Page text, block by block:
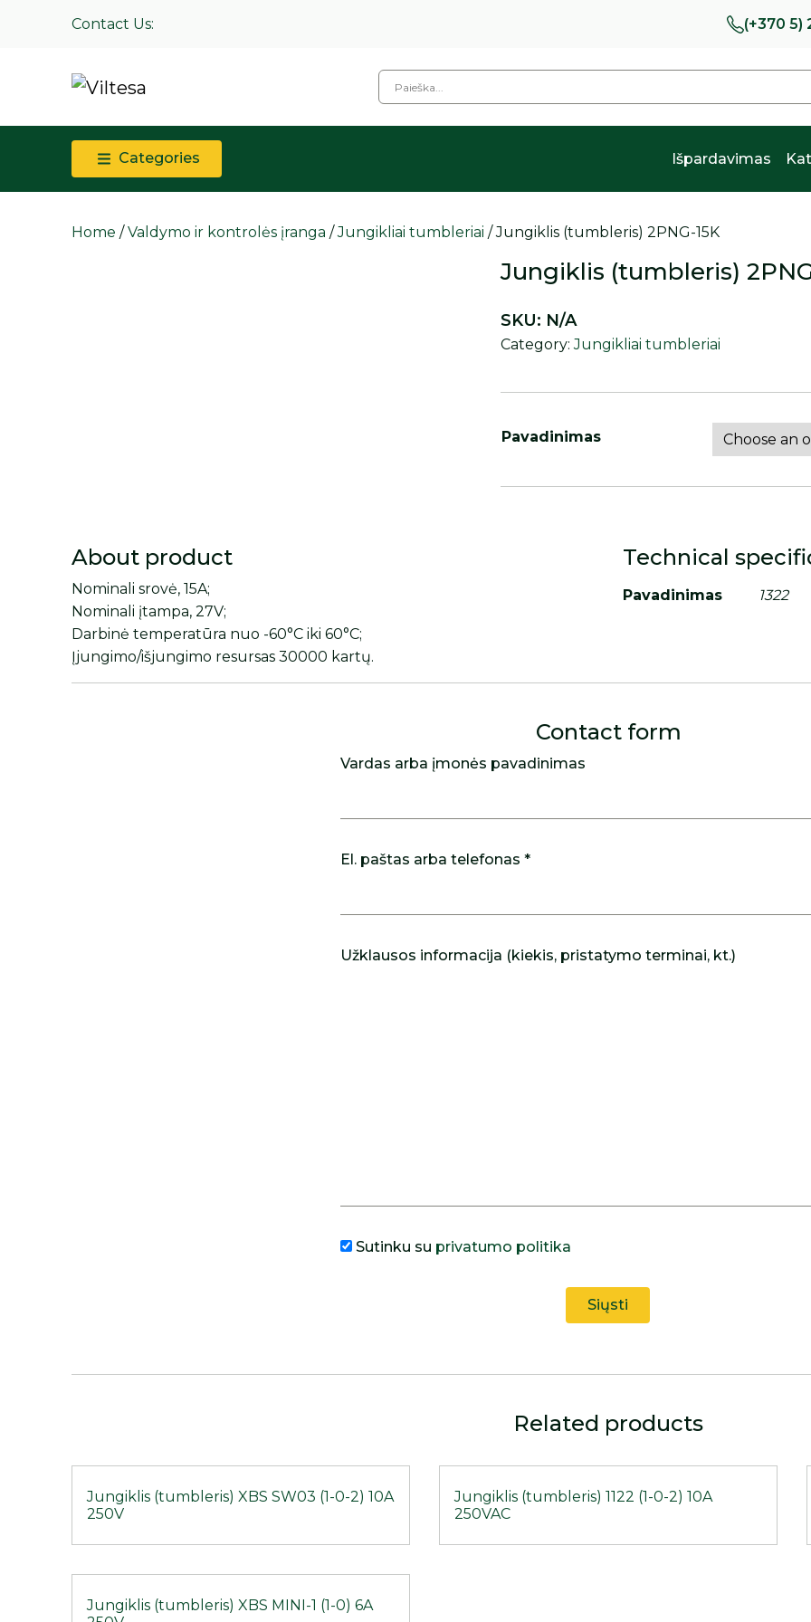
Contact Us: (+370 5)
Categories Išpardavimas
Home /Valdymo ir kontrolės įranga /Jungikliai tumbleriai / Jungiklis (tumbleris) 2PNG-15K
Jungiklis (tumbleris)
Pavadinimas
SKU: N/A
Category:Jungikliai tumbleriai
About product
Nominali srovė, 15A;
Nominali įtampa, 27V;
Darbinė temperatūra nuo -60°C iki 60°C;
Įjungimo/išjungimo resursas 30000 kartų.
Technical
Pavadinimas 1322
Contact form
Vardas arba įmonės pavadinimas
El. paštas arba telefonas *
Užklausos informacija (kiekis, pristatymo terminai, kt.)
Sutinku su privatumo politika
Related products
Jungiklis (tumbleris) XBS SW03 (1-0-2) 10A
250V
Jungiklis (tumbleris) 1122 (1-0-2) 10A
250VAC
Jungiklis (tumbleris) XBS MINI-1 (1-0) 6A